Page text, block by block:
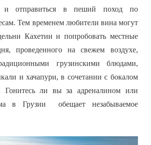
и отправиться в пеший поход по
Тем временем любители вина могут
Кахетии и попробовать местные
проведенного на свежем воздухе,
грузинскими блюдами,
и хачапури, в сочетании с бокалом
Гонитесь ли вы за адреналином или
в Грузии обещает незабываемое